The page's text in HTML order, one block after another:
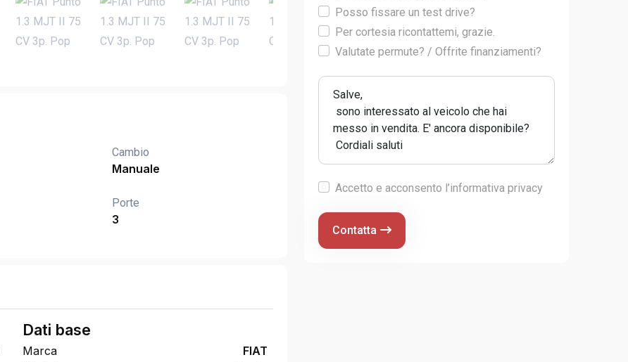
Cambio
Manuale
Porte
3
Dati base
Marca
FIAT
Posso fissare un test drive?
Per cortesia ricontattemi, grazie.
Valutate permute? / Offrite finanziamenti?
Accetto e acconsento l’informativa privacy
Contatta